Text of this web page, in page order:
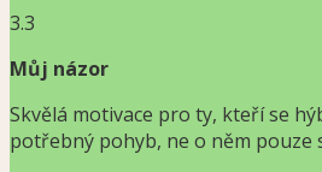
3.3
Můj názor
Skvělá motivace pro ty, kteří se
potřebný pohyb, ne o něm pouze